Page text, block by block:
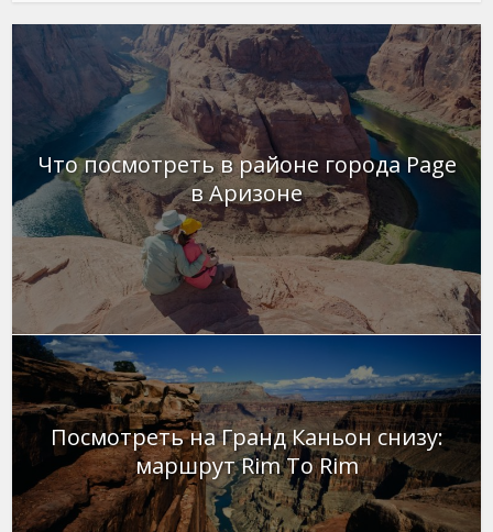
Что посмотреть в районе города Page
в Аризоне
Посмотреть на Гранд Каньон снизу:
маршрут Rim To Rim